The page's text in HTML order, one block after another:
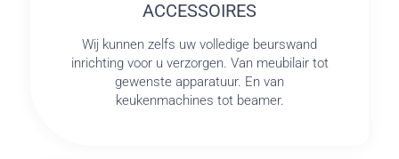
ACCESSOIRES
Wij kunnen zelfs uw volledige beurswand
inrichting voor u verzorgen. Van meubilair tot
gewenste apparatuur. En van
keukenmachines tot beamer.